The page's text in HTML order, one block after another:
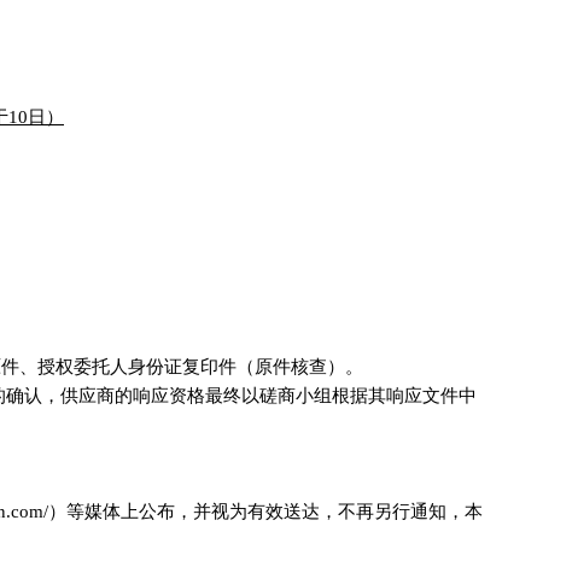
10日）
、授权委托人身份证复印件（原件核查）
。
认， 供应商的响应资格最终以磋商小组根据其响应文件中
） 等媒体上公布 ， 并视为有效送达，不再另行通知，本